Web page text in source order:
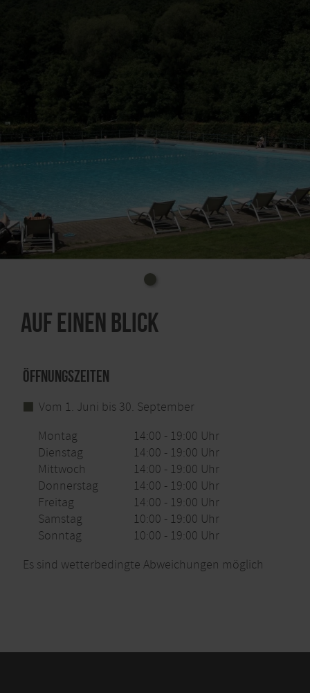
Auf einen Blick
Öffnungszeiten
Vom 1. Juni bis 30. September
Montag
14:00 - 19:00 Uhr
Dienstag
14:00 - 19:00 Uhr
Mittwoch
14:00 - 19:00 Uhr
Donnerstag
14:00 - 19:00 Uhr
Freitag
14:00 - 19:00 Uhr
Samstag
10:00 - 19:00 Uhr
Sonntag
10:00 - 19:00 Uhr
Es sind wetterbedingte Abweichungen möglich